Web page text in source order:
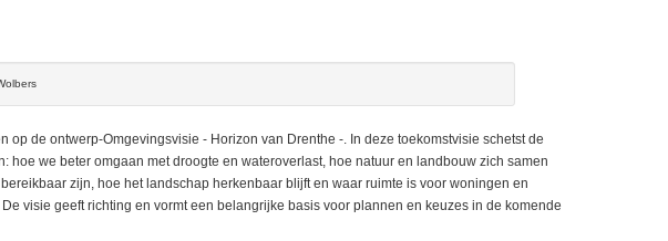
op de ontwerp-Omgevingsvisie - Horizon van Drenthe -. In deze toekomstvisie schetst de
hoe we beter omgaan met droogte en wateroverlast, hoe natuur en landbouw zich samen
zijn, hoe het landschap herkenbaar blijft en waar ruimte is voor woningen en
visie geeft richting en vormt een belangrijke basis voor plannen en keuzes in de komende